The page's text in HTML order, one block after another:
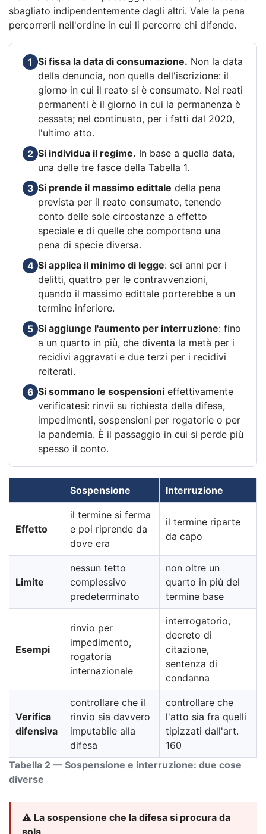
sbagliato indipendentemente dagli altri. Vale la pena
percorrerli nell'ordine in cui li percorre chi difende.
1 Si fissa la data di consumazione. Non la data
della denuncia, non quella dell'iscrizione: il
giorno in cui il reato si è consumato. Nei reati
permanenti è il giorno in cui la permanenza è
cessata; nel continuato, per i fatti dal 2020,
l'ultimo atto.
2 Si individua il regime. In base a quella data,
una delle tre fasce della Tabella 1.
3 Si prende il massimo edittale della pena
prevista per il reato consumato, tenendo
conto delle sole circostanze a effetto
speciale e di quelle che comportano una
pena di specie diversa.
4 Si applica il minimo di legge: sei anni per i
delitti, quattro per le contravvenzioni,
quando il massimo edittale porterebbe a un
termine inferiore.
5 Si aggiunge l'aumento per interruzione: fino
a un quarto in più, che diventa la metà per i
recidivi aggravati e due terzi per i recidivi
reiterati.
6 Si sommano le sospensioni effettivamente
verificatesi: rinvii su richiesta della difesa,
impedimenti, sospensioni per rogatorie o per
la pandemia. È il passaggio in cui si perde più
spesso il conto.
Tabella 2 — Sospensione e interruzione: due cose
diverse
Sospensione Interruzione
Effetto
il termine si ferma
e poi riprende da
dove era
il termine riparte
da capo
Limite
nessun tetto
complessivo
predeterminato
non oltre un
quarto in più del
termine base
Esempi
rinvio per
impedimento,
rogatoria
internazionale
interrogatorio,
decreto di
citazione,
sentenza di
condanna
Verifica
difensiva
controllare che il
rinvio sia davvero
imputabile alla
difesa
controllare che
l'atto sia fra quelli
tipizzati dall'art.
160
⚠️ La sospensione che la difesa si procura da
sola